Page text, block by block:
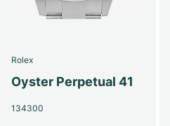
Rolex
Oyster Perpetual 41
134300